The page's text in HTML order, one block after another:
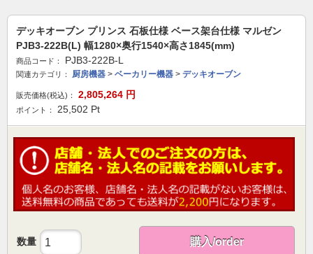
デッキオーブン プリンス 石板仕様 ベース架台仕様 マルゼン
PJB3-222B(L) 幅1280×奥行1540×高さ1845(mm)
商品コード： PJB3-222B-L
関連カテゴリ： 厨房機器 > ベーカリー機器 > デッキオーブン
販売価格(税込)： 2,805,264 円
ポイント： 25,502 Pt
数量 購入/order